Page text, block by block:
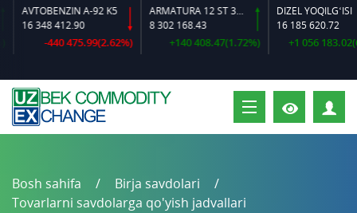
AVTOBENZIN A-92 K5
16 348 412.90
-440 475.99(2.62%)
ARMATURA 12 ST 35 GS O‘LCHAMLI
8 302 168.43
+140 408.47(1.72%)
DIZEL YOQILG‘ISI
16 185 620.72
+1 056
Bosh sahifa
Birja savdolari
Tovarlarni savdolarga qo'yish jadvallari